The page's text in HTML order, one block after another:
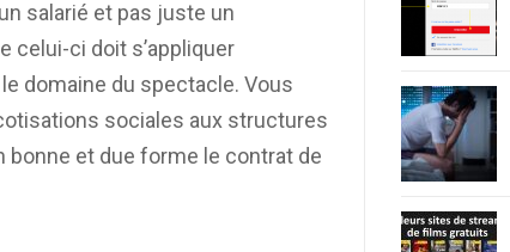
salarié et pas juste un
celui-ci doit s’appliquer
domaine du spectacle. Vous
sociales aux structures
bonne et due forme le contrat de